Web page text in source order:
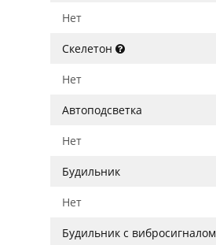
Нет
Скелетон
Нет
Автоподсветка
Нет
Будильник
Нет
Будильник с вибросигналом